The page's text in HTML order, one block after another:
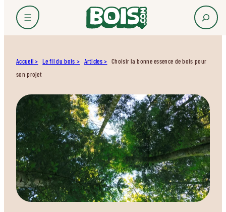
Accueil Le fil du bois Articles
Choisir la bonne essence de bois pour
son projet